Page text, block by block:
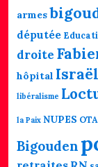
armes
députée
droite
hôpital Israël
libéralisme
la Paix NUPES
Bigouden